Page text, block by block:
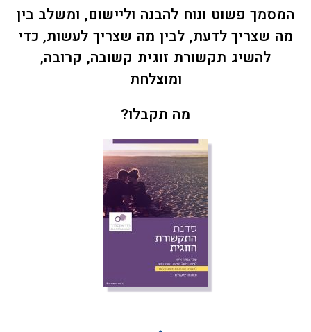
המסמך פשוט ונוח להבנה וליישום, ומשלב בין
מה שצריך לדעת, לבין מה שצריך לעשות, כדי
להשיג תקשורת זוגית קשובה, קרובה,
ומוצלחת
מה תקבלו?